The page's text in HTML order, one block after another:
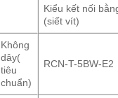
Kiểu kết nối
(siết vít)
Không
dây(
tiêu
chuẩn)
RCN-T-5BW-E2